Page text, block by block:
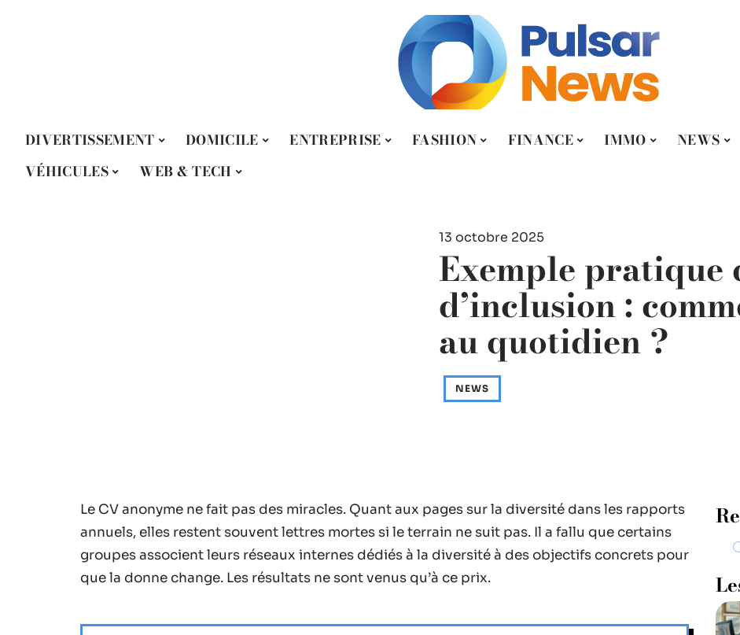
DIVERTISSEMENT DOMICILE ENTREPRISE FASHION FINANCE IMMO NEWS
VÉHICULES
WEB & TECH
13 octobre 2025
Exemple pratique
d’inclusion :
au quotidien ?
NEWS
Le CV anonyme ne fait pas des miracles. Quant aux pages sur la diversité dans les rapports
annuels, elles restent souvent lettres mortes si le terrain ne suit pas. Il a fallu que certains
groupes associent leurs réseaux internes dédiés à la diversité à des objectifs concrets pour
que la donne change. Les résultats ne sont venus qu’à ce prix.